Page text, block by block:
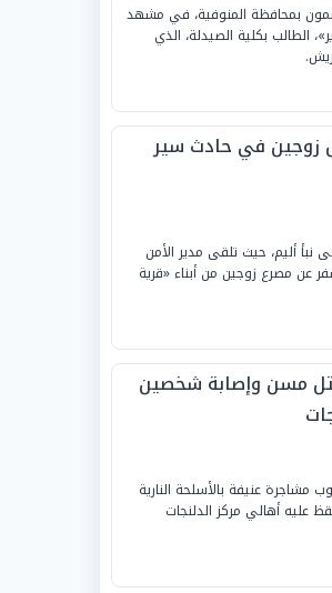
بمحافظة المنوفية، في مشهد
الطالب بكلية الصيدلة، الذي
زوجين في حادث سير
أليم، حيث تلقى مدير الأمن
عن مصرع زوجين من أبناء «قرية
مسن وإصابة شخصين
مشاجرة عنيفة بالأسلحة النارية
عليه أهالي مركز الدلنجات